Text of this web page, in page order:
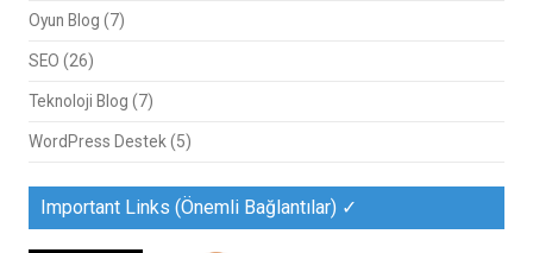
Oyun Blog (7)
SEO (26)
Teknoloji Blog (7)
WordPress Destek (5)
Important Links (Önemli Bağlantılar) ✓